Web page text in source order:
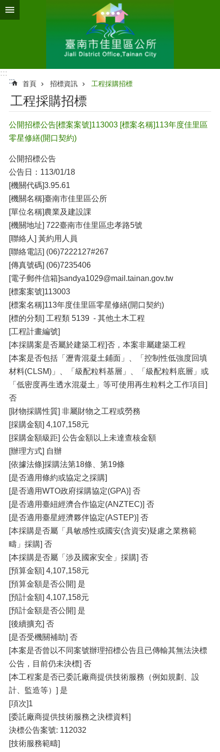
跳到主要內容區塊
:::
:::
首頁 招標資訊 工程採購招標
工程採購招標
公開招標公告[標案案號]113003 [標案名稱]113年度佳里區
零星修繕(開口契約)
公開招標公告
公告日：113/01/18
[機關代碼]3.95.61
[機關名稱]臺南市佳里區公所
[單位名稱]農業及建設課
[機關地址] 722臺南市佳里區忠孝路5號
[聯絡人] 黃約用人員
[聯絡電話] (06)7222127#267
[傳真號碼] (06)7235406
[電子郵件信箱]sandya1029@mail.tainan.gov.tw
[標案案號]113003
[標案名稱]113年度佳里區零星修繕(開口契約)
[標的分類] 工程類 5139 - 其他土木工程
[工程計畫編號]
[本採購案是否屬於建築工程]否，本案非屬建築工程
[本案是否包括「瀝青混凝土鋪面」、「控制性低強度回填
材料(CLSM)」、「級配粒料基層」、「級配粒料底層」或
「低密度再生透水混凝土」等可使用再生粒料之工作項目]
否
[財物採購性質] 非屬財物之工程或勞務
[採購金額] 4,107,158元
[採購金額級距] 公告金額以上未達查核金額
[辦理方式] 自辦
[依據法條]採購法第18條、第19條
[是否適用條約或協定之採購]
[是否適用WTO政府採購協定(GPA)] 否
[是否適用臺紐經濟合作協定(ANZTEC)] 否
[是否適用臺星經濟夥伴協定(ASTEP)] 否
[本採購是否屬「具敏感性或國安(含資安)疑慮之業務範
疇」採購] 否
[本採購是否屬「涉及國家安全」採購] 否
[預算金額] 4,107,158元
[預算金額是否公開] 是
[預計金額] 4,107,158元
[預計金額是否公開] 是
[後續擴充] 否
[是否受機關補助] 否
[本案是否曾以不同案號辦理招標公告且已傳輸其無法決標
公告，目前仍未決標] 否
[本工程案是否已委託廠商提供技術服務（例如規劃、設
計、監造等）] 是
[項次]1
[委託廠商提供技術服務之決標資料]
決標公告案號: 112032
[技術服務範疇]